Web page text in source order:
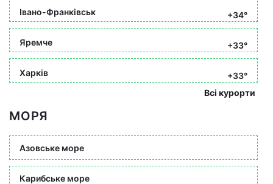
Івано-Франківськ +34°
Яремче +33°
Харків
+33°
Всі курорти
МОРЯ
Азовське море
Карибське море